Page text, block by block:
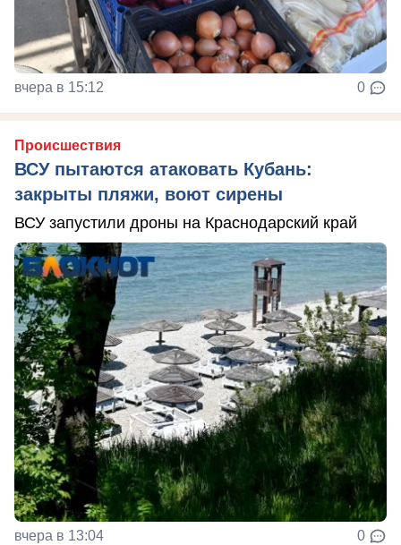
вчера в 15:12 0
Происшествия
ВСУ пытаются атаковать Кубань:
закрыты пляжи, воют сирены
ВСУ запустили дроны на Краснодарский край
вчера в 13:04 0